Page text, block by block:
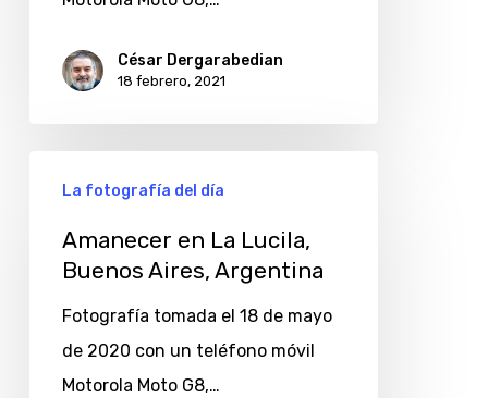
César Dergarabedian
18 febrero, 2021
Lucila,
Buenos
Aires,
Argentina
La fotografía del día
Amanecer en La Lucila,
Buenos Aires, Argentina
Fotografía tomada el 18 de mayo
de 2020 con un teléfono móvil
Motorola Moto G8,…